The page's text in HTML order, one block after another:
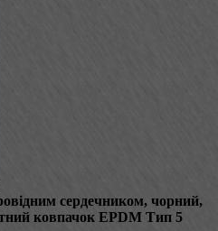
сердечником, чорний,
ковпачок EPDM Тип 5